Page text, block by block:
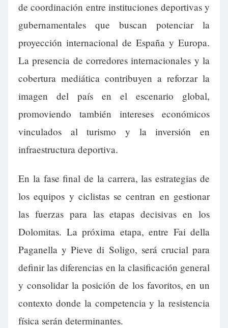
de coordinación entre instituciones deportivas y
gubernamentales que buscan potenciar la
proyección internacional de España y Europa.
La presencia de corredores internacionales y la
cobertura mediática contribuyen a reforzar la
imagen del país en el escenario global,
promoviendo también intereses económicos
vinculados al turismo y la inversión en
infraestructura deportiva.
En la fase final de la carrera, las estrategias de
los equipos y ciclistas se centran en gestionar
las fuerzas para las etapas decisivas en los
Dolomitas. La próxima etapa, entre Fai della
Paganella y Pieve di Soligo, será crucial para
definir las diferencias en la clasificación general
y consolidar la posición de los favoritos, en un
contexto donde la competencia y la resistencia
física serán determinantes.